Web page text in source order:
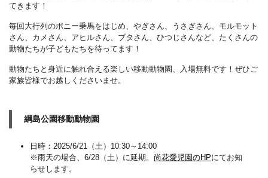
てきます！
毎回大行列のポニー乗馬をはじめ、やぎさん、うさぎさん、モルモット
さん、カメさん、アヒルさん、ブタさん、ひつじさんなど、たくさんの
動物たちが子どもたちを待ってます！
動物たちと身近に触れ合える楽しい移動動物園、入場無料です！ぜひご
家族皆様でお越しくださいませ。
綱島公園移動動物園
日時：2025/6/21（土）10:30～14:00
※雨天の場合、6/28（土）に延期。 尚花愛児園のHPにてお知
らせします。